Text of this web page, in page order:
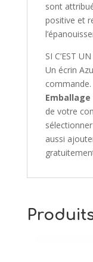
sont
positive et
SI C’EST
Un écrin
commande.
de votre
aussi